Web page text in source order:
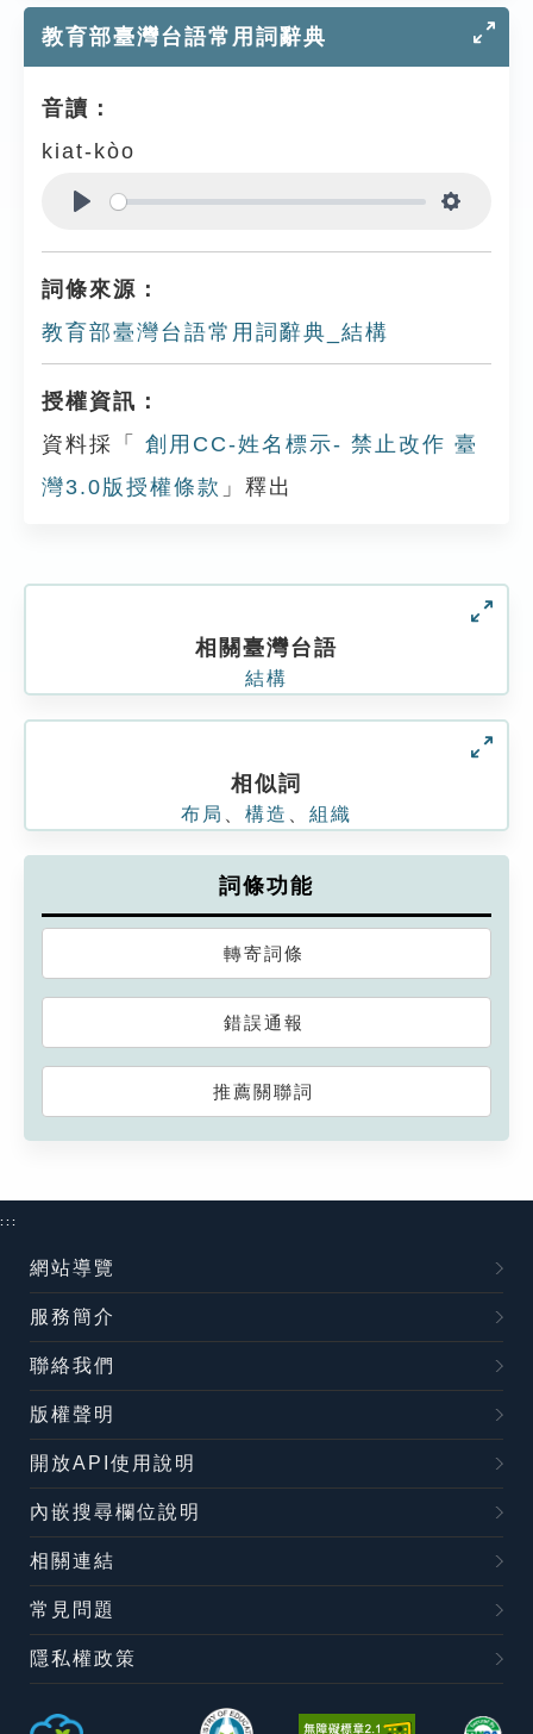
教育部臺灣台語常用詞辭典
音讀：
kiat-kòo
詞條來源：
教育部臺灣台語常用詞辭典_結構
授權資訊：
資料採「
創用CC-姓名標示- 禁止改作 臺
灣3.0版授權條款 」釋出
相關臺灣台語
結構
相似詞
布局 構造 組織
詞條功能
轉寄詞條
錯誤通報
推薦關聯詞
:::
網站導覽
服務簡介
聯絡我們
版權聲明
開放API使用說明
內嵌搜尋欄位說明
相關連結
常見問題
隱私權政策